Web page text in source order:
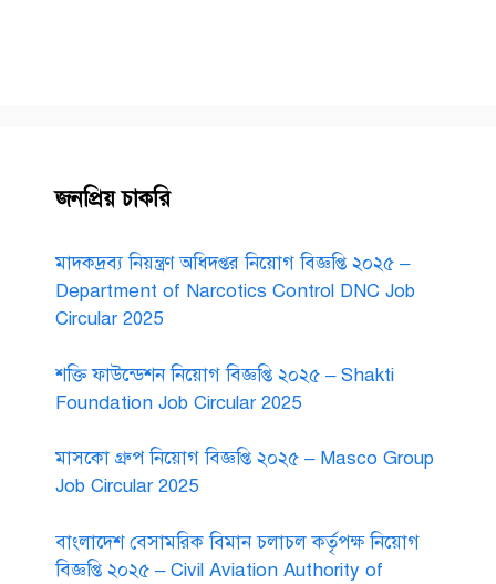
জনপ্রিয় চাকরি
মাদকদ্রব্য নিয়ন্ত্রণ অধিদপ্তর নিয়োগ বিজ্ঞপ্তি ২০২৫ –
Department of Narcotics Control DNC Job
Circular 2025
শক্তি ফাউন্ডেশন নিয়োগ বিজ্ঞপ্তি ২০২৫ – Shakti
Foundation Job Circular 2025
মাসকো গ্রুপ নিয়োগ বিজ্ঞপ্তি ২০২৫ – Masco Group
Job Circular 2025
বাংলাদেশ বেসামরিক বিমান চলাচল কর্তৃপক্ষ নিয়োগ
বিজ্ঞপ্তি ২০২৫ – Civil Aviation Authority of